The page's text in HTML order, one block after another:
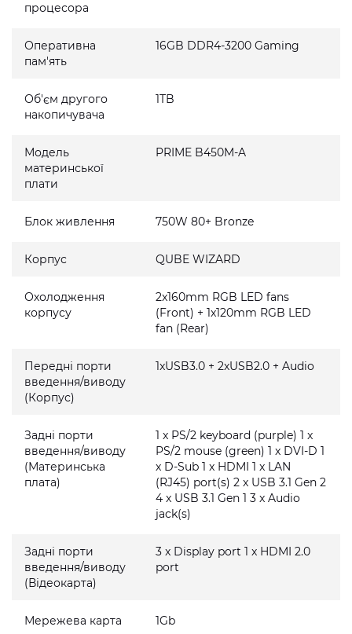
процесора
Оперативна
пам'ять
16GB DDR4-3200 Gaming
Об'єм другого
накопичувача
1TB
Модель
материнської
плати
PRIME B450M-A
Блок живлення 750W 80+ Bronze
Корпус QUBE WIZARD
Охолодження
корпусу
2x160mm RGB LED fans
(Front) + 1x120mm RGB LED
fan (Rear)
Передні порти
введення/виводу
(Корпус)
1xUSB3.0 + 2xUSB2.0 + Audio
Задні порти
введення/виводу
(Материнська
плата)
1 x PS/2 keyboard (purple) 1 x
PS/2 mouse (green) 1 x DVI-D 1
x D-Sub 1 x HDMI 1 x LAN
(RJ45) port(s) 2 x USB 3.1 Gen 2
4 x USB 3.1 Gen 1 3 x Audio
jack(s)
Задні порти
введення/виводу
(Відеокарта)
3 x Display port 1 x HDMI 2.0
port
Мережева карта 1Gb